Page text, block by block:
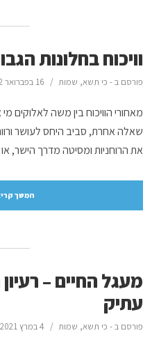
וויכוח בחלונות
פורסם ב - כי תשא, שמות 16 בפברואר 2022
מאחורי הוויכוח בין משה
שאלה אחרת, סביב היחס לעושר
את הרוחניות ומסיטה מדרך הישר,
המשך
מעגל החיים –
עתיק
פורסם ב - כי תשא, שמות 4 במרץ 2021